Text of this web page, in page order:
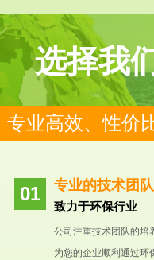
选择我
专业高效、性价
专业的技术团队
致力于环保行业
公司注重技术团队的培
为您的企业顺利通过环